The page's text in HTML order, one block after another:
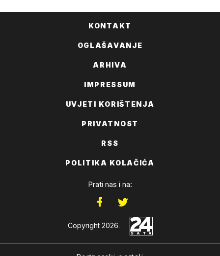
KONTAKT
OGLAŠAVANJE
ARHIVA
IMPRESSUM
UVJETI KORIŠTENJA
PRIVATNOST
RSS
POLITIKA KOLAČIĆA
Prati nas i na:
Copyright 2026.